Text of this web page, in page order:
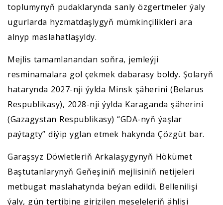
toplumynyň pudaklarynda sanly özgertmeler ýaly
ugurlarda hyzmatdaşlygyň mümkinçilikleri ara
alnyp maslahatlaşyldy.
Mejlis tamamlanandan soňra, jemleýji
resminamalara gol çekmek dabarasy boldy. Şolaryň
hatarynda 2027-nji ýylda Minsk şäherini (Belarus
Respublikasy), 2028-nji ýylda Karaganda şäherini
(Gazagystan Respublikasy) “GDA-nyň ýaşlar
paýtagty” diýip yglan etmek hakynda Çözgüt bar.
Garaşsyz Döwletleriň Arkalaşygynyň Hökümet
Baştutanlarynyň Geňeşiniň mejlisiniň netijeleri
metbugat maslahatynda beýan edildi. Bellenilişi
ýaly, gün tertibine girizilen meseleleriň ählisi